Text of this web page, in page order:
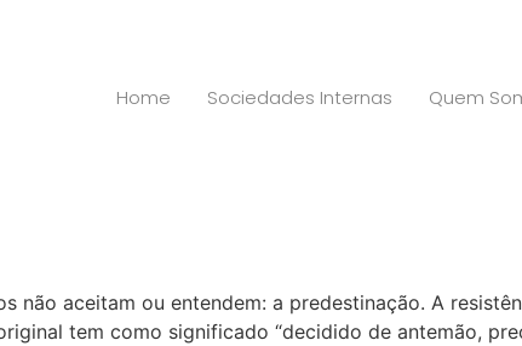
Home Sociedades Internas Quem
não aceitam ou entendem: a predestinação. A
tem como significado “decidido de antemão,